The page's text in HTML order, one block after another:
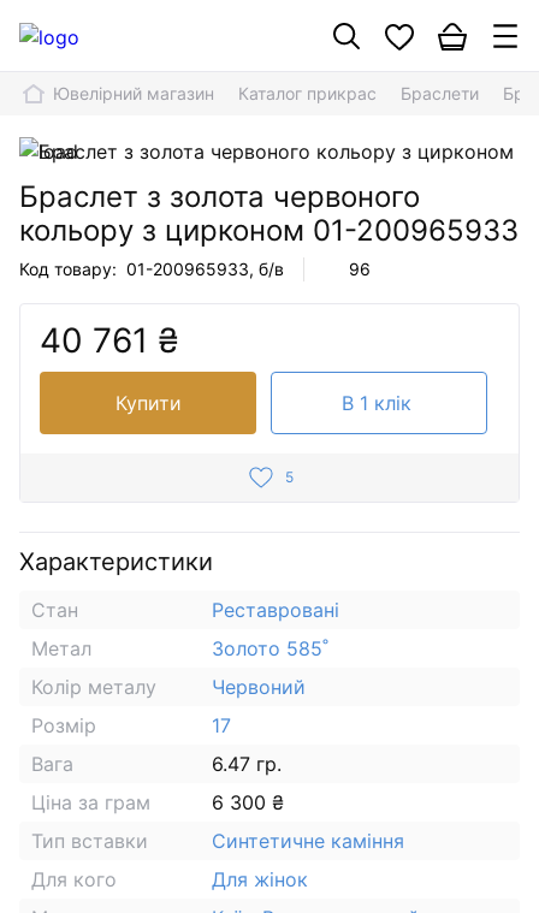
Ювелірний магазин Каталог прикрас Браслети
Браслет з золота червоного
кольору з цирконом 01-200965933
Код товару: 01-200965933, б/в 96
40 761 ₴
Купити В 1 клік
5
Характеристики
Стан
Реставровані
Метал
Золото 585˚
Колір металу
Червоний
Розмір
17
Вага
6.47 гр.
Ціна за грам
6 300 ₴
Тип вставки
Синтетичне каміння
Для кого
Для жінок